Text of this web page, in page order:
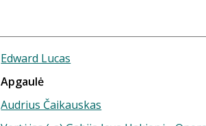
Edward Lucas
Apgaulė
Audrius Čaikauskas